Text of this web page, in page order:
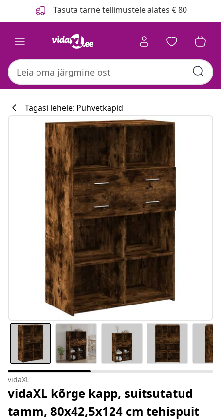
Tasuta tarne tellimustele alates € 80
#sharemevidaxl
Tagasi lehele: Puhvetkapid
vidaXL
vidaXL kõrge kapp, suitsutatud
tamm, 80x42,5x124 cm tehispuit